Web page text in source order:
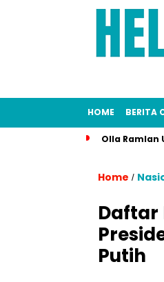
HOME BERITA
Olla Ramlan
Home /
Daftar
Putih